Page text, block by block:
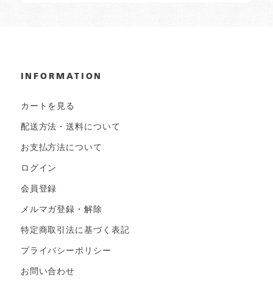
INFORMATION
カートを見る
配送方法・送料について
お支払方法について
ログイン
会員登録
メルマガ登録・解除
特定商取引法に基づく表記
プライバシーポリシー
お問い合わせ